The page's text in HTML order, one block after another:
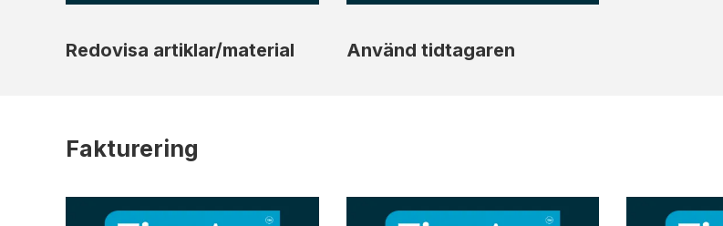
Redovisa artiklar/material Använd tidtagaren
Fakturering